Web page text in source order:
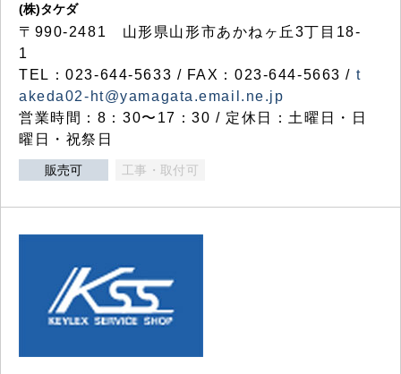
(株)タケダ
〒990-2481 山形県山形市あかねヶ丘3丁目18-
1
TEL：023-644-5633 / FAX：023-644-5663 / t
akeda02-ht@yamagata.email.ne.jp
営業時間：8：30〜17：30 / 定休日：土曜日・日
曜日・祝祭日
販売可 工事・取付可